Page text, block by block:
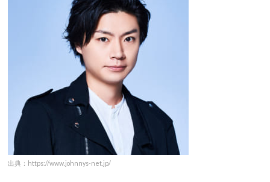
出典：https://www.johnnys-net.jp/